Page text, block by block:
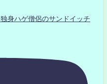
身ハゲ僧侶のサンドイッチ